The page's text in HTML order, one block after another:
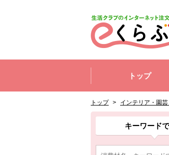
トップ
トップ > インテリア・園
ここから消費材検索
キーワード
消費材検索メニューこ
ここから本文です。
ここから組合員向け
組合員向けメニューこ
ここから本文です。